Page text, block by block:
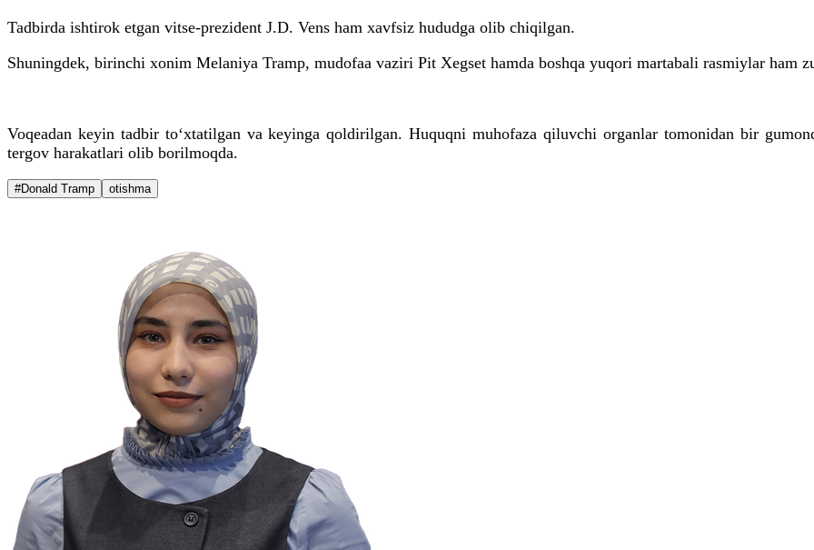
Tadbirda ishtirok etgan vitse-prezident J.D. Vens ham xavfsiz hududga olib chiqilgan.
Shuningdek, birinchi xonim Melaniya Tramp, mudofaa vaziri Pit Xegset hamda boshqa yuqori martabali rasmiylar ham
Voqeadan keyin tadbir to‘xtatilgan va keyinga qoldirilgan. Huquqni muhofaza qiluvchi organlar tomonidan bir
tergov harakatlari olib borilmoqda.
#Donald Tramp otishma